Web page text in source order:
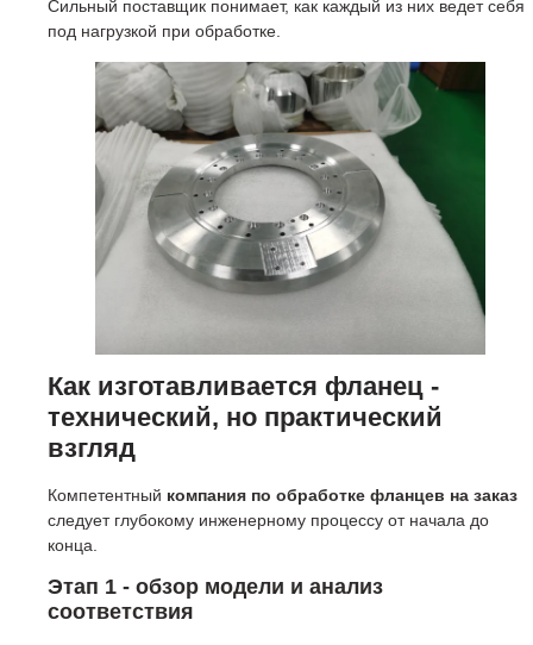
Сильный поставщик понимает, как каждый из них ведет себя
под нагрузкой при обработке.
Как изготавливается фланец -
технический, но практический
взгляд
Компетентный компания по обработке фланцев на заказ
следует глубокому инженерному процессу от начала до
конца.
Этап 1 - обзор модели и анализ
соответствия